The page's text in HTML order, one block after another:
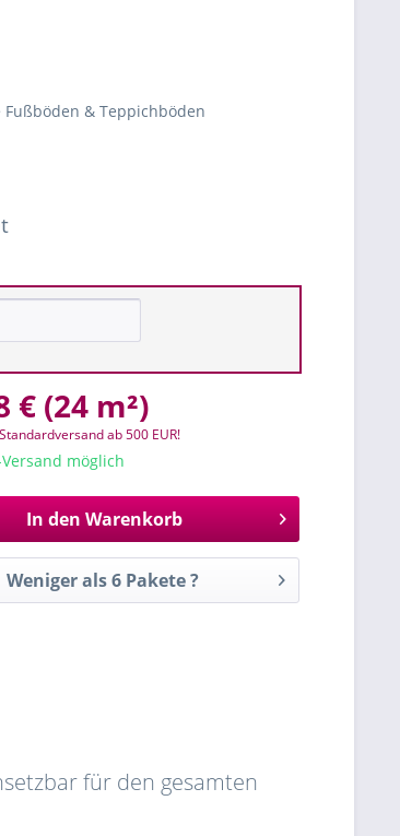
& Teppichböden
€ (24 m²)
ab 500 EUR!
möglich
In den Warenkorb
Weniger als 6 Pakete ?
für den gesamten